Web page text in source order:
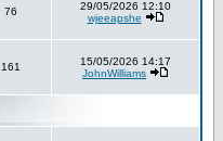
76
29/05/2026 12:10
wjeeapshe
161
15/05/2026 14:17
JohnWilliams